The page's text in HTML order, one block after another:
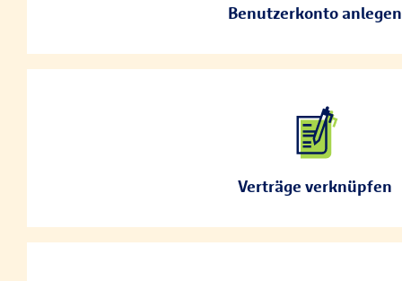
Benutzerkonto anlegen
anschließend Ihre E-Mail-Adresse über den
Verträge verknüpfen
Loggen Sie sich mit Ihrem neuen Konto ein. Um Ihre